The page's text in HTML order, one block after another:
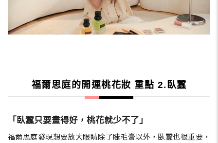
福爾思庭的開運桃花妝 重點 2.臥蠶
「臥蠶只要畫得好，桃花就少不了」
福爾思庭發現想要放大眼睛除了睫毛膏以外，臥蠶也很重要，